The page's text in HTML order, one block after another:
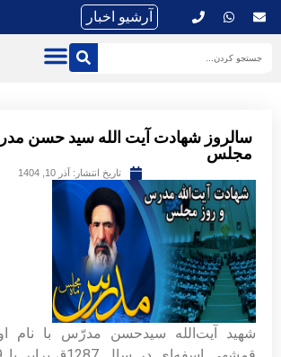
آرشیو اخبار
سالروز شهادت آیت الله سید حسن
مجلس
تاریخ انتشار: آذر 10, 1404
شهید آیت‌الله سیدحسن مدرّس با نام